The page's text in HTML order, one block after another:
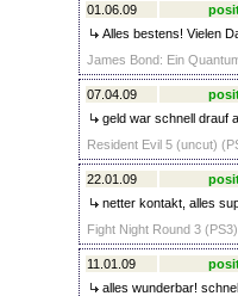
01.06.09
Alles bestens! Vielen
James Bond: Ein
07.04.09
geld war schnell drauf
Resident Evil 5 (uncut)
22.01.09
netter kontakt, alles
Fight Night Round 3
11.01.09
alles wunderbar!